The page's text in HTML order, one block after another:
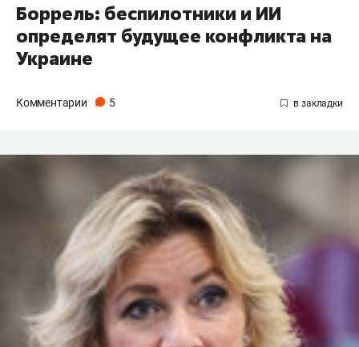
Боррель: беспилотники и ИИ
определят будущее конфликта на
Украине
Комментарии 5